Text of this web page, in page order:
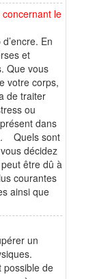
le
En
et
Que vous
votre corps,
de traiter
ou
dans
Quels sont
décidez
être dû à
courantes
ainsi que
un
possible de